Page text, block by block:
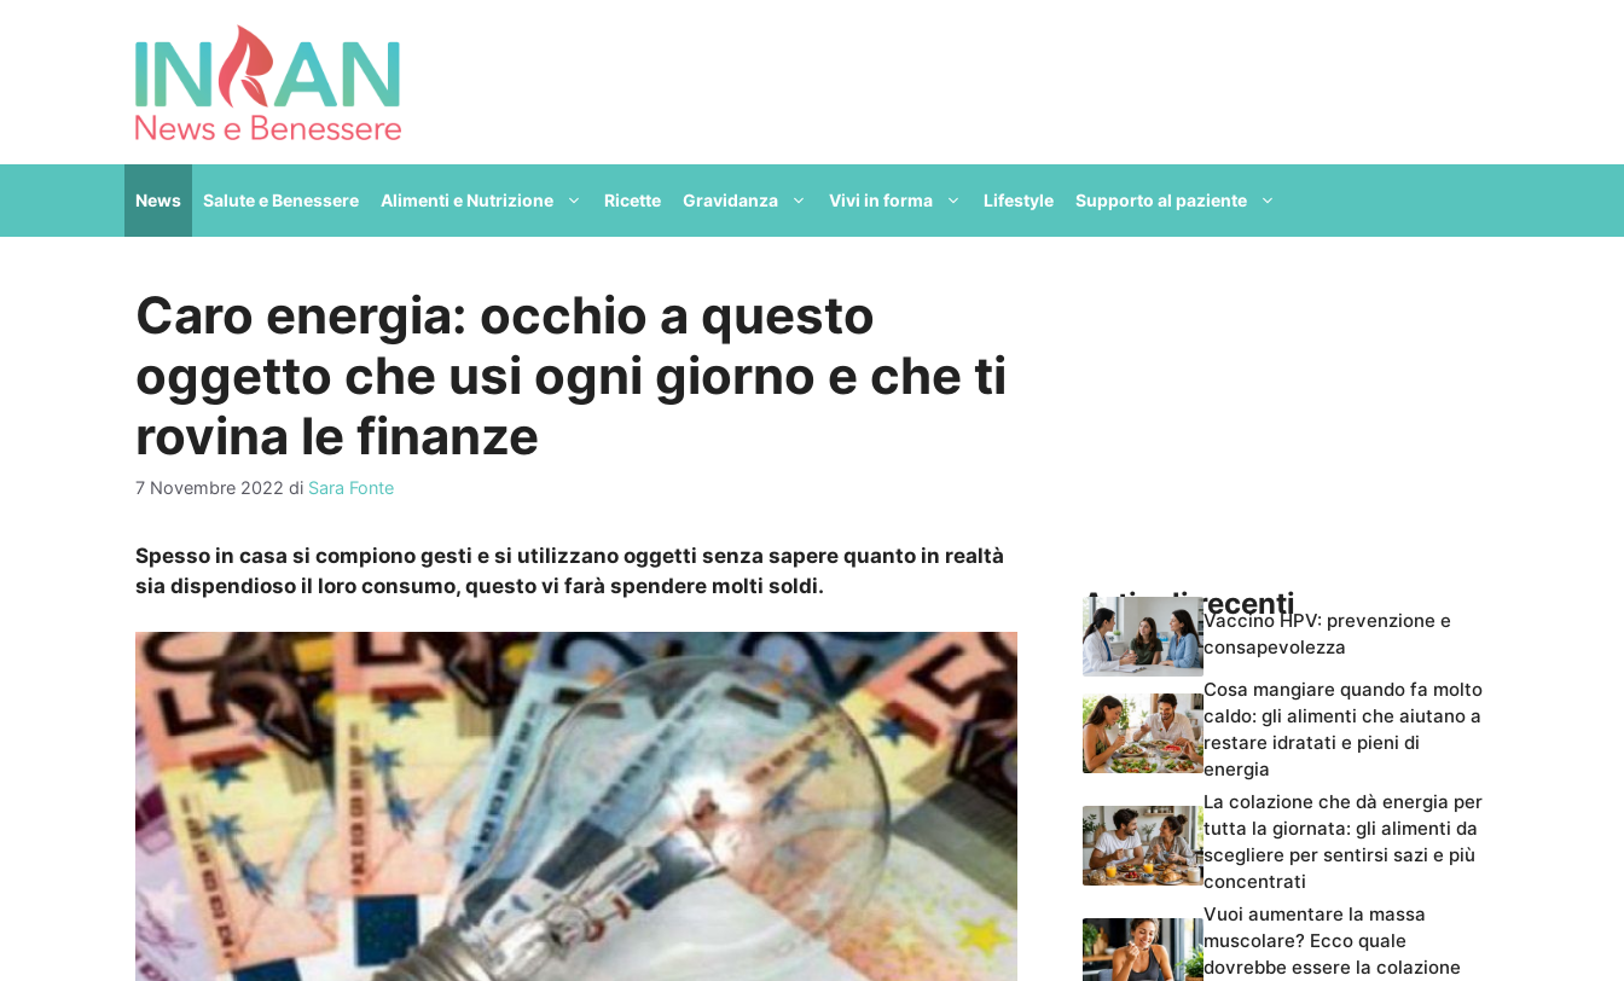
News Salute e Benessere Alimenti e Nutrizione Ricette Gravidanza Vivi in forma Lifestyle Supporto al paziente
Caro energia: occhio a questo
oggetto che usi ogni giorno e che ti
rovina le finanze
7 Novembre 2022 di Sara Fonte
Spesso in casa si compiono gesti e si utilizzano oggetti senza sapere quanto in realtà
sia dispendioso il loro consumo, questo vi farà spendere molti soldi.
Articoli recentiVaccino HPV: prevenzione e
consapevolezza
Cosa mangiare quando fa molto
caldo: gli alimenti che aiutano a
restare idratati e pieni di
energia
La colazione che dà energia per
tutta la giornata: gli alimenti da
scegliere per sentirsi sazi e più
concentrati
Vuoi aumentare la massa
muscolare? Ecco quale
dovrebbe essere la colazione